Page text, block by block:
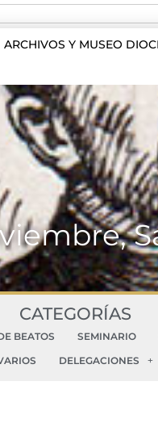
ARCHIVOS Y MUSEO
CATEGORÍAS
BEATOS SEMINARIO
DELEGACIONES